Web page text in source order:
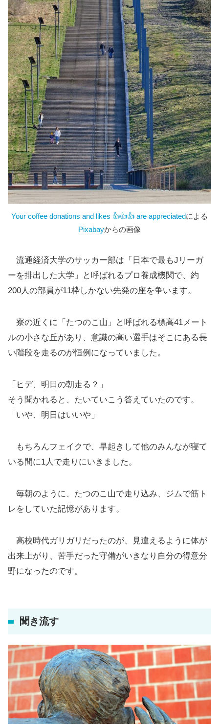
Your coffee donations and likes 👍👍👍 are appreciatedによる
Pixabayからの画像
流通経済大学のサッカー部は「日本で最もJリーガ
ーを排出した大学」と呼ばれるプロ養成機関で、約
200人の部員が11枠しかない先発の座を争います。
寮の近くに「たつのこ山」と呼ばれる標高41メート
ルの小さな丘があり、意識の高い選手はそこにある長
い階段を走るのが恒例になっていました。
「ヒデ、明日の朝走る？」
そう聞かれると、たいていこう答えていたのです。
「いや、明日はいいや」
もちろんフェイクで、早起きして他のみんなが寝て
いる間に1人で走りにいきました。
毎朝のように、たつのこ山で走り込み、ジムで筋ト
レをしていた記憶があります。
高校時代ガリガリだったのが、見違えるように体が
出来上がり、苦手だった守備がいきなり自分の得意分
野になったのです。
聞き流す